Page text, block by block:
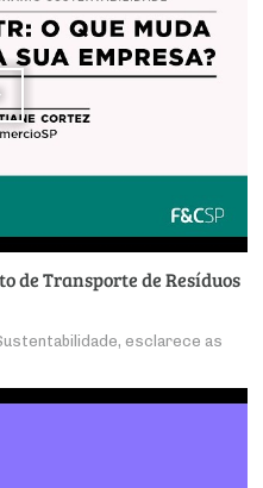
de Transporte de Resíduos
esclarece as